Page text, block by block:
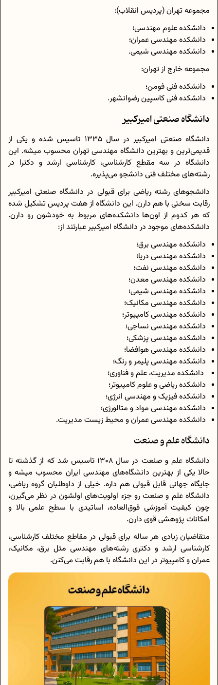
مجموعه تهران (پردیس انقلاب):
دانشکده علوم مهندسی؛
دانشکده مهندسی عمران؛
دانشکده مهندسی شیمی.
مجموعه خارج از تهران:
دانشکده فنی فومن؛
دانشکده فنی کاسپین رضوانشهر.
دانشگاه صنعتی امیرکبیر
دانشگاه صنعتی امیرکبیر در سال 1335 تاسیس شده و یکی از
قدیمی‌ترین و بهترین دانشگاه مهندسی تهران محسوب میشه. این
دانشگاه در سه مقطع کارشناسی، کارشناسی ارشد و دکترا در
رشته‌های مختلف فنی دانشجو می‌پذیره.
دانشجوهای رشته‌ ریاضی برای قبولی در دانشگاه صنعتی امیرکبیر
رقابت سختی با هم دارن. این دانشگاه از هفت پردیس تشکیل شده
که هر کدوم از اون‌ها دانشکده‌های مربوط به خودشون رو دارن.
دانشکده‌های موجود در دانشگاه امیرکبیر عبارتند از:
دانشکده مهندسی برق؛
دانشکده مهندسی دریا؛
دانشکده مهندسی نفت؛
دانشکده مهندسی معدن؛
دانشکده مهندسی شیمی؛
دانشکده مهندسی مکانیک؛
دانشکده مهندسی کامپیوتر؛
دانشکده مهندسی نساجی؛
دانشکده مهندسی پزشکی؛
دانشکده مهندسی هوافضا؛
دانشکده مهندسی پلیمر و رنگ؛
دانشکده مدیریت، علم و فناوری؛
دانشکده ریاضی و علوم کامپیوتر؛
دانشکده فیزیک و مهندسی انرژی؛
دانشکده مهندسی مواد و متالورژی؛
دانشکده مهندسی عمران و محیط زیست مدیریت.
دانشگاه علم و صنعت
دانشگاه علم و صنعت در سال 1308 تاسیس شد که از گذشته تا
حالا یکی از بهترین دانشگاه‌های مهندسی ایران محسوب میشه و
جایگاه جهانی قابل قبولی هم داره. خیلی از داوطلبان گروه ریاضی،
دانشگاه علم و صنعت رو جزء اولویت‌های اولشون در نظر می‌گیرن،
چون کیفیت آموزشی فوق‌العاده، اساتیدی با سطح علمی بالا و
امکانات پژوهشی قوی دارن.
متقاضیان زیادی هر ساله برای قبولی در مقاطع مختلف کارشناسی،
کارشناسی ارشد و دکتری رشته‌های مهندسی مثل برق، مکانیک،
عمران و کامپیوتر در این دانشگاه با هم رقابت می‌کنن.